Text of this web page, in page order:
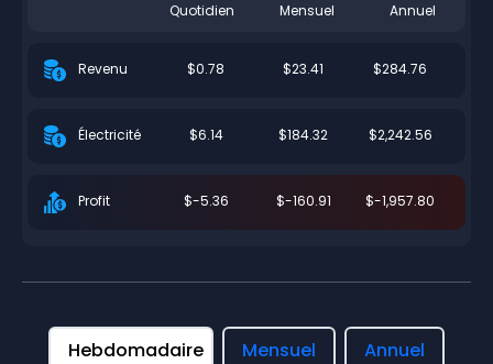
Quotidien Mensuel Annuel
Revenu $0.78 $23.41 $284.76
Électricité $6.14 $184.32 $2,242.56
Profit $-5.36 $-160.91 $-1,957.80
Hebdomadaire Mensuel Annuel